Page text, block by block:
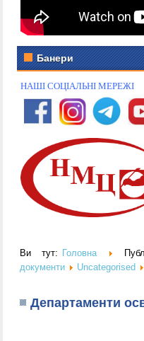
Банери
НАШІ СОЦІАЛЬНІ МЕРЕЖІ
Ви тут: Головна
документи
Uncategorised
Департаменти